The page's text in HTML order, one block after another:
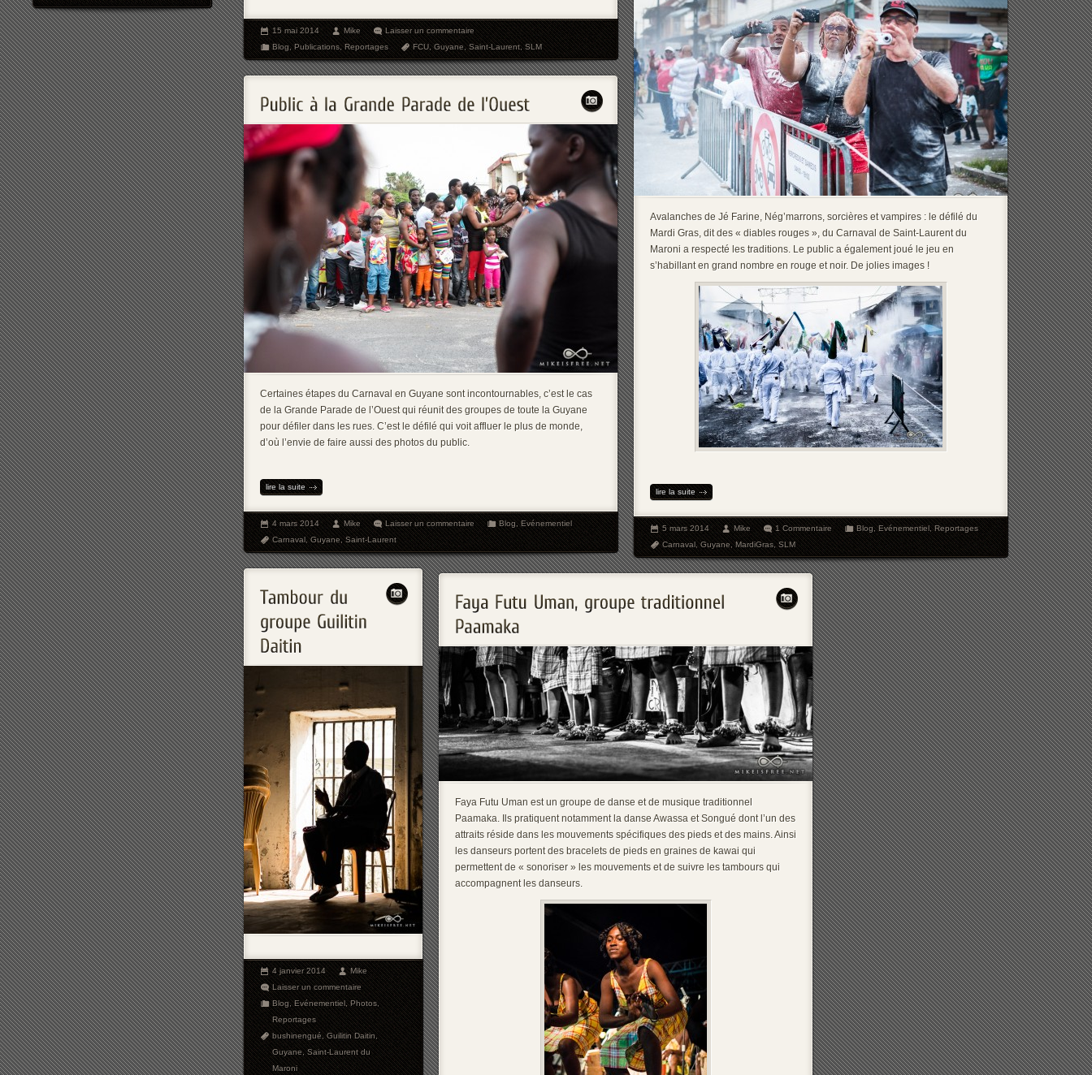
15 mai 2014 Mike
Laisser un commentaire
Blog,Publications,Reportages FCU,Guyane,Saint-Laurent,SLM
Avalanches de Jé Farine, Nég’marrons, sorcières et vampires : le défilé du
Mardi Gras, dit des « diables rouges », du Carnaval de Saint-Laurent du
Maroni a respecté les traditions. Le public a également joué le jeu en
s’habillant en grand nombre en rouge et noir. De jolies images !
lire la suite
5 mars 2014 Mike 1 Commentaire Blog,Evénementiel,Reportages
Carnaval,Guyane,MardiGras,SLM
Certaines étapes du Carnaval en Guyane sont incontournables, c’est le cas
de la Grande Parade de l’Ouest qui réunit des groupes de toute la Guyane
pour défiler dans les rues. C’est le défilé qui voit affluer le plus de monde,
d’où l’envie de faire aussi des photos du public.
lire la suite
4 mars 2014 Mike Laisser un commentaire Blog,Evénementiel
Carnaval,Guyane,Saint-Laurent
4 janvier 2014
Mike
Laisser un commentaire
Blog,Evénementiel,Photos,
Reportages
bushinengué,Guilitin Daitin,
Guyane,Saint-Laurent du
Maroni
Faya Futu Uman est un groupe de danse et de musique traditionnel
Paamaka. Ils pratiquent notamment la danse Awassa et Songué dont l’un des
attraits réside dans les mouvements spécifiques des pieds et des mains. Ainsi
les danseurs portent des bracelets de pieds en graines de kawai qui
permettent de « sonoriser » les mouvements et de suivre les tambours qui
accompagnent les danseurs.